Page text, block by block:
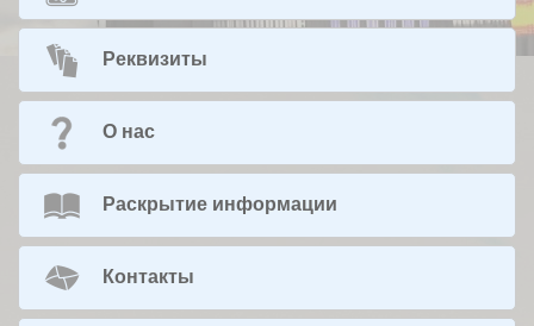
Реквизиты
О нас
Раскрытие информации
Контакты